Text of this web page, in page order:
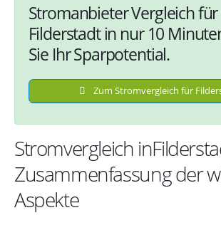
Stromanbieter Vergleich für
Filderstadt in nur 10
Sie Ihr Sparpotential.
Zum Stromvergleich für
Stromvergleich
Zusammenfassung der
Aspekte